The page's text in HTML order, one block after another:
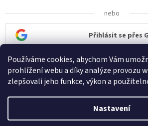
Používáme cookies, abychom Vám
prohlížení webu a díky analýze provozu
zlepšovali jeho funkce, výkon a
Nastavení
nebo
Přihlásit se přes
Přihlásit se přes
Vytvořil Shoptet